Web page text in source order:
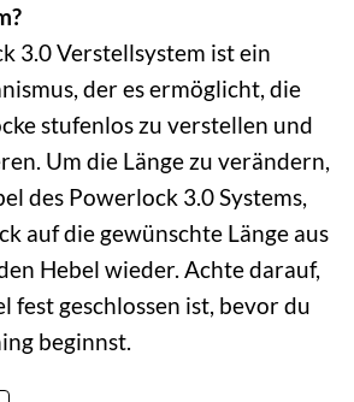
3.0 Verstellsystem ist ein
der es ermöglicht, die
stufenlos zu verstellen und
Um die Länge zu verändern,
des Powerlock 3.0 Systems,
auf die gewünschte Länge aus
Hebel wieder. Achte darauf,
fest geschlossen ist, bevor du
beginnst.